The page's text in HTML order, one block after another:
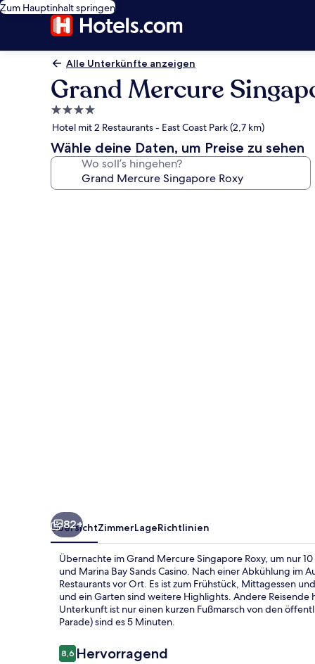
Zum Hauptinhalt springen
Alle Unterkünfte anzeigen
Grand Mercure
4.0-
Sterne-
Unterkunft
Hotel mit 2 Restaurants - East Coast Park (2,7 km)
Wähle deine Daten, um Preise zu sehen
Wo soll’s hingehen?
82+
ÜbersichtZimmerLageRichtlinien
Übernachte im Grand Mercure Singapore Roxy, um nur
und Marina Bay Sands Casino. Nach einer Abkühlung im
Restaurants vor Ort. Es ist zum Frühstück, Mittagessen
und ein Garten sind weitere Highlights. Andere
Unterkunft ist nur einen kurzen Fußmarsch von den
Parade) sind es 5 Minuten.
Bewertungen
8,68,6 von 10.
Hervorragend